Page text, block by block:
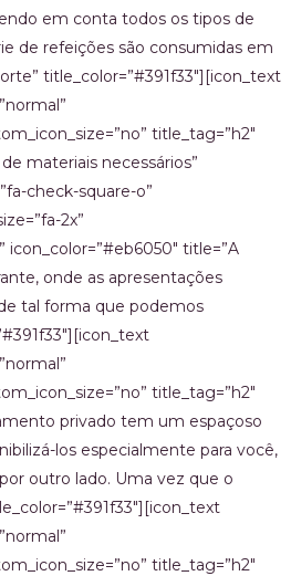
em conta todos os tipos de
de refeições são consumidas em
title_color=”#391f33″][icon_text
title_tag=”h2″
materiais necessários”
check-square-o”
2x”
icon_color=”#eb6050″ title=”A
onde as apresentações
tal forma que podemos
title_tag=”h2″
privado tem um espaçoso
los especialmente para você,
outro lado. Uma vez que o
title_tag=”h2″